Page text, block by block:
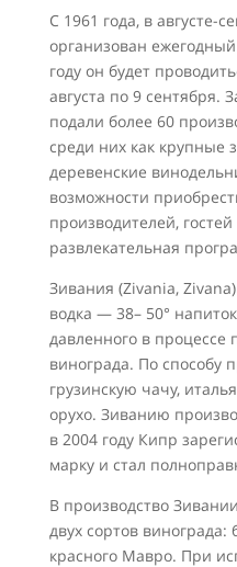
С 1961 года, в августе-
организован
году он будет
августа по 9 сентября.
подали более 60
среди них как крупные
деревенские
возможности
производителей,
развлекательная
Зивания (Zivania,
водка — 38– 50°
давленного в процессе
винограда. По способу
грузинскую чачу,
орухо. Зиванию
в 2004 году Кипр
марку и стал
В производство
двух сортов винограда:
красного Мавро. При